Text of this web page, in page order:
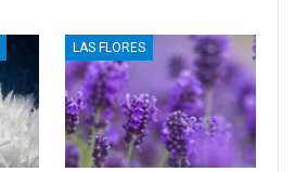
LAS FLORES